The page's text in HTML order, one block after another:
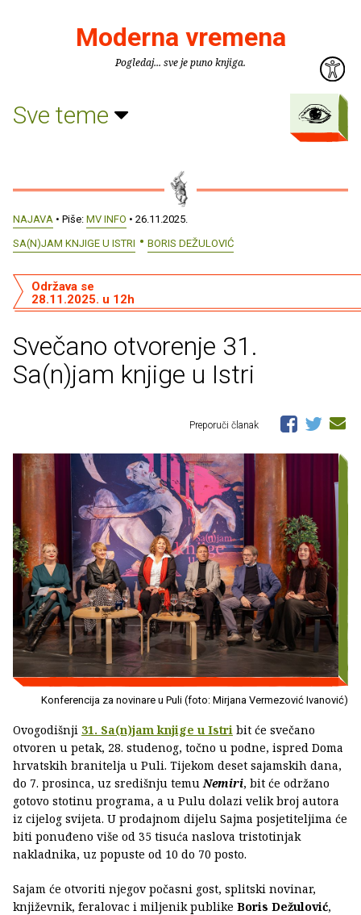
Moderna vremena
Pogledaj... sve je puno knjiga.
Sve teme
NAJAVA • Piše: MV INFO • 26.11.2025.
SA(N)JAM KNJIGE U ISTRI
BORIS DEŽULOVIĆ
Svečano otvorenje 31.
Sa(n)jam knjige u Istri
Održava se
28.11.2025. u 12h
Preporuči članak
Konferencija za novinare u Puli (foto: Mirjana Vermezović Ivanović)
Ovogodišnji 31. Sa(n)jam knjige u Istri bit će svečano
otvoren u petak, 28. studenog, točno u podne, ispred Doma
hrvatskih branitelja u Puli. Tijekom deset sajamskih dana,
do 7. prosinca, uz središnju temu Nemiri, bit će održano
gotovo stotinu programa, a u Pulu dolazi velik broj autora
iz cijelog svijeta. U prodajnom dijelu Sajma posjetiteljima će
biti ponuđeno više od 35 tisuća naslova tristotinjak
nakladnika, uz popuste od 10 do 70 posto.
Sajam će otvoriti njegov počasni gost, splitski novinar,
književnik, feralovac i miljenik publike Boris Dežulović,